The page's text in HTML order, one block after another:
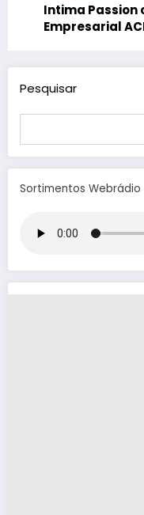
Intima
Empresarial
Pesquisar
Sortimentos Webrádio